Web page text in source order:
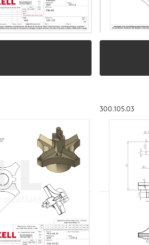
300.105.03